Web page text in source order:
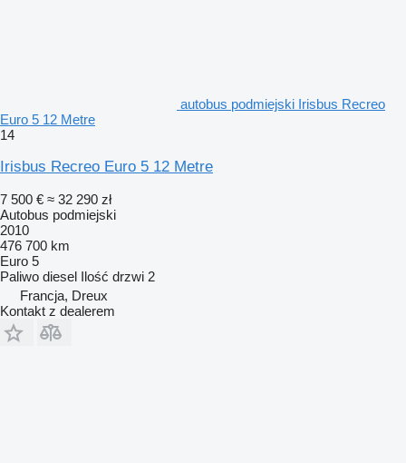
autobus podmiejski Irisbus Recreo
Euro 5 12 Metre
14
Irisbus Recreo Euro 5 12 Metre
7 500 € ≈ 32 290 zł
Autobus podmiejski
2010
476 700 km
Euro 5
Paliwo diesel Ilość drzwi 2
Francja, Dreux
Kontakt z dealerem